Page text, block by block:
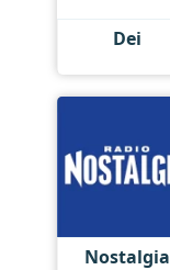
Dei
Nostalgia